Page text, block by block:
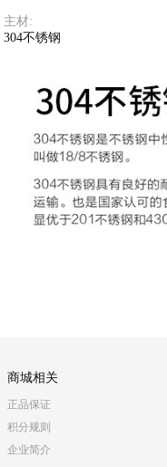
主材:
304不锈钢
商城相关
正品保证
积分规则
企业简介